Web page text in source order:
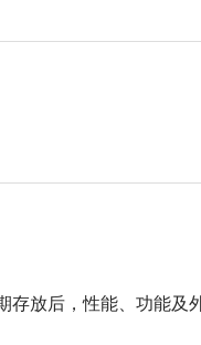
放后，性能、功能及